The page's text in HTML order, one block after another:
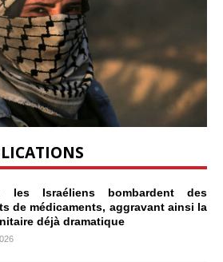
les Israéliens bombardent des
de médicaments, aggravant ainsi la
déjà dramatique